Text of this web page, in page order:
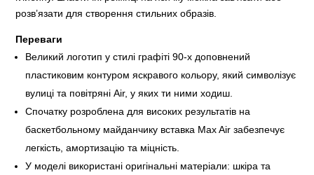
розв’язати для створення стильних образів.
Переваги
Великий логотип у стилі графіті 90-х доповнений
пластиковим контуром яскравого кольору, який символізує
вулиці та повітряні Air, у яких ти ними ходиш.
Спочатку розроблена для високих результатів на
баскетбольному майданчику вставка Max Air забезпечує
легкість, амортизацію та міцність.
У моделі використані оригінальні матеріали: шкіра та